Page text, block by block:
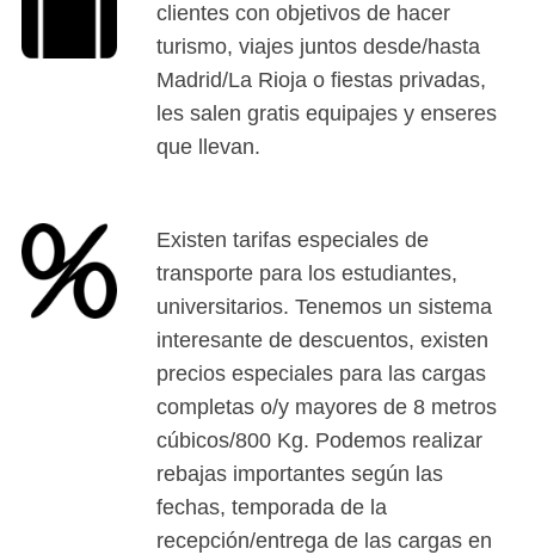
clientes con objetivos de hacer
turismo, viajes juntos desde/hasta
Madrid/La Rioja o fiestas privadas,
les salen gratis equipajes y enseres
que llevan.
Existen tarifas especiales de
transporte para los estudiantes,
universitarios. Tenemos un sistema
interesante de descuentos, existen
precios especiales para las cargas
completas o/y mayores de 8 metros
cúbicos/800 Kg. Podemos realizar
rebajas importantes según las
fechas, temporada de la
recepción/entrega de las cargas en